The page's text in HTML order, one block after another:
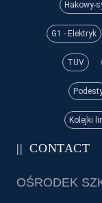
CONTACT
OŚRODEK
Hakowy-
G1 - Elektryk
TÜV
Kolejki